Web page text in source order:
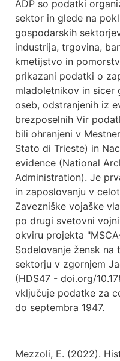
ADP so podatki
sektor in glede na
gospodarskih
industrija, trgovina,
kmetijstvo in
prikazani podatki o
mladoletnikov in sicer
oseb, odstranjenih iz
brezposelnih Vir
bili ohranjeni v
Stato di Trieste) in
evidence (National
Administration). Je
in zaposlovanju v
Zavezniške vojaške
po drugi svetovni
okviru projekta
Sodelovanje žensk
sektorju v zgornjem
(HDS47 - doi.org/
vključuje podatke za
do septembra 1947.
Mezzoli, E. (2022).